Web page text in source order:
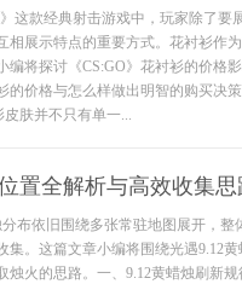
这款经典射击游戏中，玩家除了
相展示特点的重要方式。花衬衫作
编将探讨《CS:GO》花衬衫的价格
的价格与怎么样做出明智的购买决
皮肤并不只有单一...
置全解析与高效收集思
布依旧围绕多张常驻地图展开，整
集。这篇文章小编将围绕光遇9.12
烛火的思路。一、9.12黄蜡烛刷新